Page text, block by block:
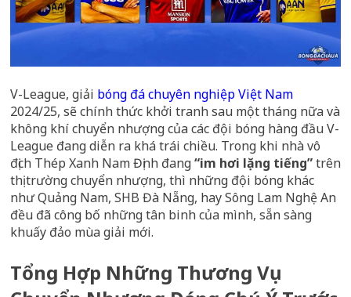
V-League, giải bóng đá chuyên nghiệp Việt Nam
2024/25, sẽ chính thức khởi tranh sau một tháng nữa và
không khí chuyển nhượng của các đội bóng hàng đầu V-
League đang diễn ra khá trái chiều. Trong khi nhà vô
địch Thép Xanh Nam Định đang“im hơi lặng tiếng”trên
thị trường chuyển nhượng, thì những đội bóng khác
như Quảng Nam, SHB Đà Nẵng, hay Sông Lam Nghệ An
đều đã công bố những tân binh của mình, sẵn sàng
khuấy đảo mùa giải mới.
Tổng Hợp Những Thương Vụ